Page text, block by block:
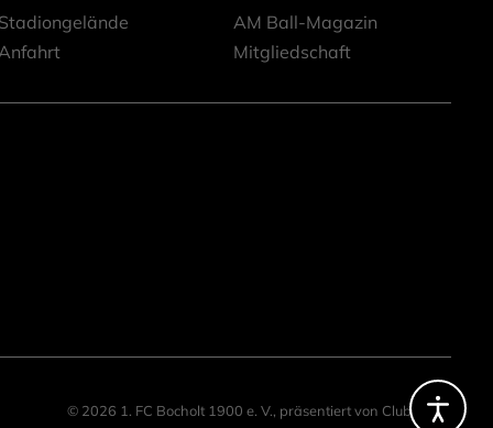
Stadiongelände
AM Ball-Magazin
Mitgliedschaft
© 2026 1. FC Bocholt 1900 e. V., präsentiert von ClubShare